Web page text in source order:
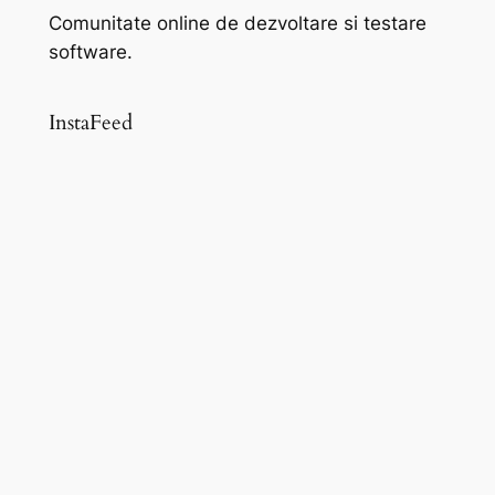
Comunitate online de dezvoltare si testare
software.
InstaFeed